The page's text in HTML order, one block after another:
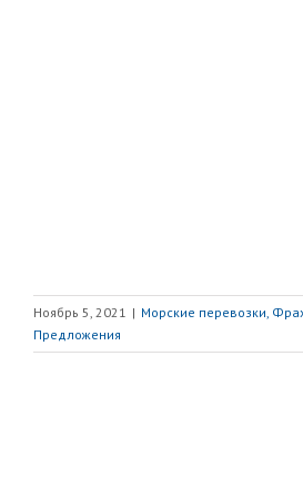
Ноябрь 5, 2021 | Морские перевозки,
Предложения